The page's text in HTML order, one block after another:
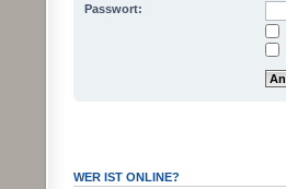
Passwort:
WER IST ONLINE?